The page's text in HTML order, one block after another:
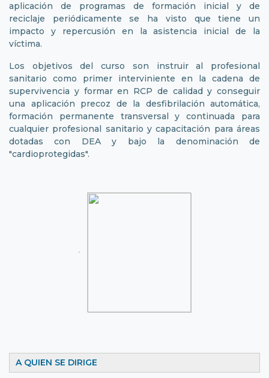
aplicación de programas de formación inicial y de
reciclaje periódicamente se ha visto que tiene un
impacto y repercusión en la asistencia inicial de la
víctima.
Los objetivos del curso son instruir al profesional
sanitario como primer interviniente en la cadena de
supervivencia y formar en RCP de calidad y conseguir
una aplicación precoz de la desfibrilación automática,
formación permanente transversal y continuada para
cualquier profesional sanitario y capacitación para áreas
dotadas con DEA y bajo la denominación de
"cardioprotegidas".
A QUIEN SE DIRIGE